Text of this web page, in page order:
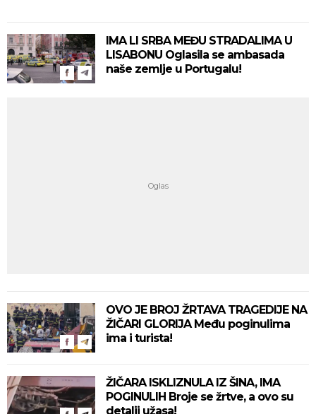
IMA LI SRBA MEĐU STRADALIMA U
LISABONU Oglasila se ambasada
naše zemlje u Portugalu!
OVO JE BROJ ŽRTAVA TRAGEDIJE NA
ŽIČARI GLORIJA Među poginulima
ima i turista!
ŽIČARA ISKLIZNULA IZ ŠINA, IMA
POGINULIH Broje se žrtve, a ovo su
detalji užasa!